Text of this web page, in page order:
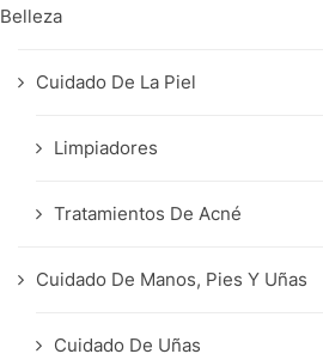
Belleza
Cuidado De La Piel
Limpiadores
Tratamientos De Acné
Cuidado De Manos, Pies Y Uñas
Cuidado De Uñas